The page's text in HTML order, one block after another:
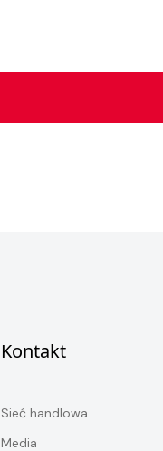
Kontakt
Sieć handlowa
Media